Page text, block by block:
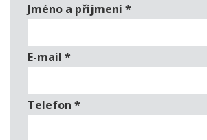
Jméno a příjmení*
E-mail *
Telefon *